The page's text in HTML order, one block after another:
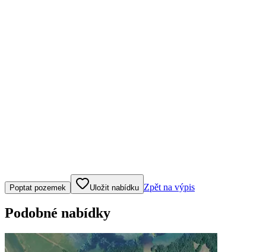
Klepněte nebo klikněte pro ovládání mapy
Poptat pozemek Uložit nabídku Zpět na výpis
Podobné nabídky